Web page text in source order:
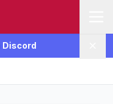
Discord